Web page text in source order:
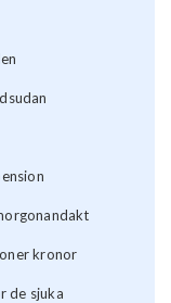
kronor
de sjuka